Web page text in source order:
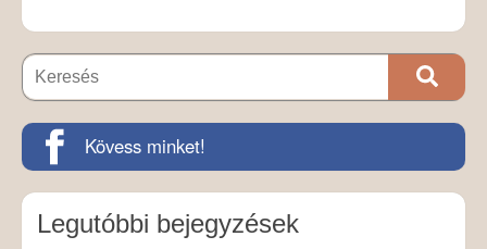
Kövess minket!
Legutóbbi bejegyzések